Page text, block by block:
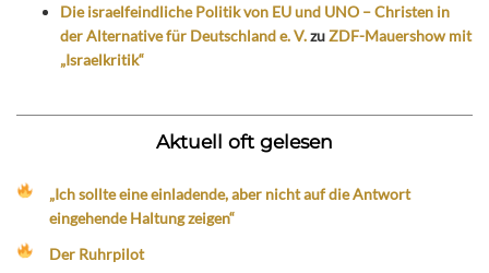
Die israelfeindliche Politik von EU und UNO – Christen in
der Alternative für Deutschland e. V.zuZDF-Mauershow mit
„Israelkritik“
Aktuell oft gelesen
„Ich sollte eine einladende, aber nicht auf die Antwort
eingehende Haltung zeigen“
Der Ruhrpilot